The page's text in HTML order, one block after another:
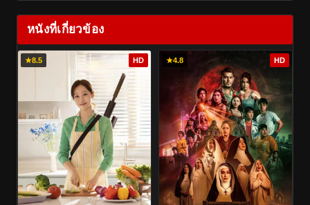
หนังที่เกี่ยวข้อง
★8.5 HD ★4.8 HD